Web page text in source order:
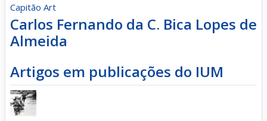
Capitão Art
Carlos Fernando da C. Bica Lopes de
Almeida
Artigos em publicações do IUM